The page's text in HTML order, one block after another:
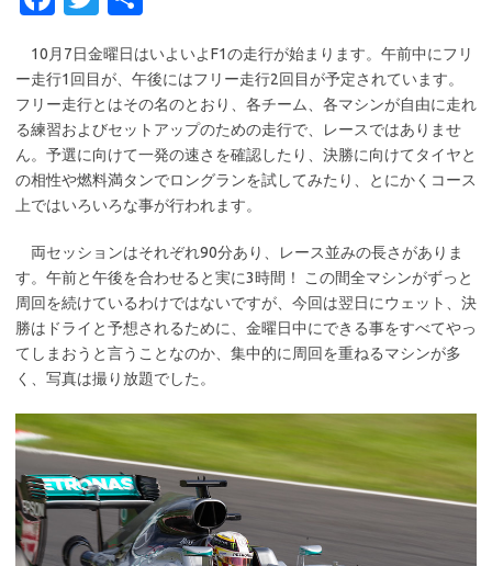
e
b
o
o
k
it
te
r
10月7日金曜日はいよいよF1の走行が始まります。午前中にフリ
ー走行1回目が、午後にはフリー走行2回目が予定されています。
フリー走行とはその名のとおり、各チーム、各マシンが自由に走れ
る練習およびセットアップのための走行で、レースではありませ
ん。予選に向けて一発の速さを確認したり、決勝に向けてタイヤと
の相性や燃料満タンでロングランを試してみたり、とにかくコース
上ではいろいろな事が行われます。
両セッションはそれぞれ90分あり、レース並みの長さがありま
す。午前と午後を合わせると実に3時間！ この間全マシンがずっと
周回を続けているわけではないですが、今回は翌日にウェット、決
勝はドライと予想されるために、金曜日中にできる事をすべてやっ
てしまおうと言うことなのか、集中的に周回を重ねるマシンが多
く、写真は撮り放題でした。